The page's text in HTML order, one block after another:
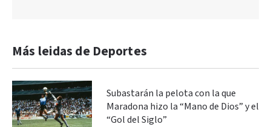
Más leidas de Deportes
Subastarán la pelota con la que
Maradona hizo la “Mano de Dios” y el
“Gol del Siglo”